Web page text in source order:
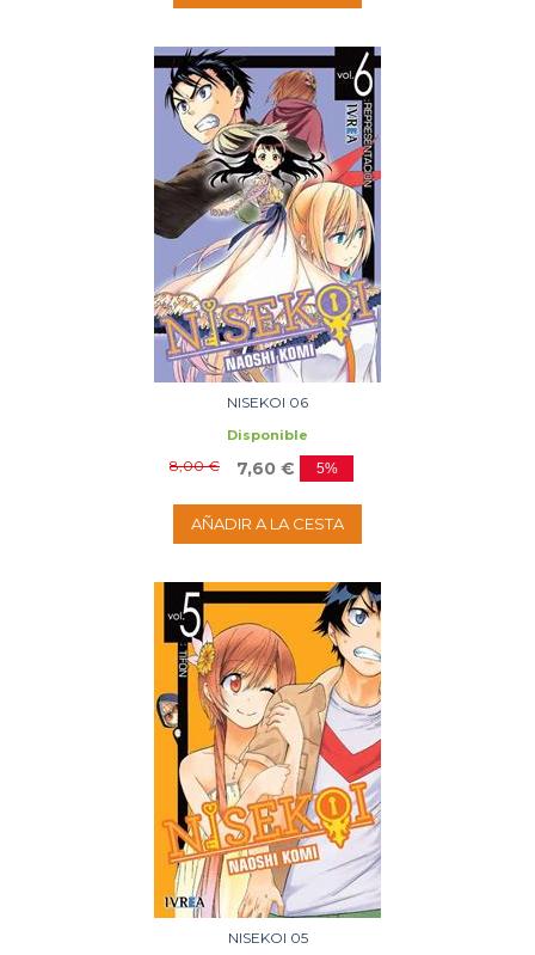
NISEKOI 06
Disponible
8,00 € 7,60 € 5%
AÑADIR A LA CESTA
NISEKOI 05